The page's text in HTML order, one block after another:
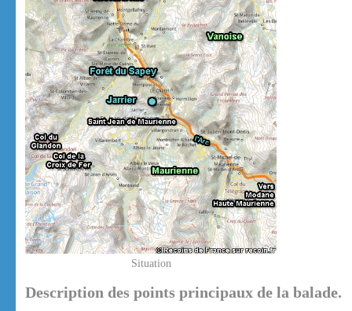
Situation
Description des points principaux de la balade.